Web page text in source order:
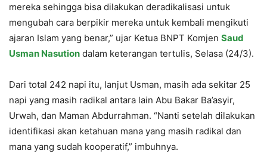
mereka sehingga bisa dilakukan deradikalisasi untuk
mengubah cara berpikir mereka untuk kembali mengikuti
ajaran Islam yang benar,” ujar Ketua BNPT Komjen Saud
Usman Nasution dalam keterangan tertulis, Selasa (24/3).
Dari total 242 napi itu, lanjut Usman, masih ada sekitar 25
napi yang masih radikal antara lain Abu Bakar Ba’asyir,
Urwah, dan Maman Abdurrahman. “Nanti setelah dilakukan
identifikasi akan ketahuan mana yang masih radikal dan
mana yang sudah kooperatif,” imbuhnya.